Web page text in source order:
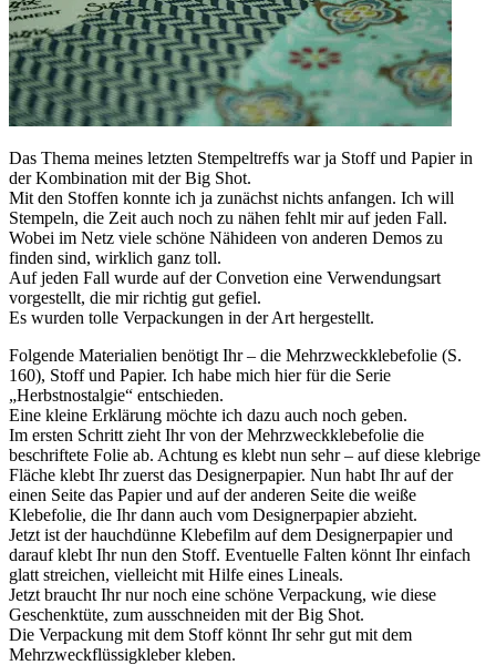
Das Thema meines letzten Stempeltreffs war ja Stoff und Papier in
der Kombination mit der Big Shot.
Mit den Stoffen konnte ich ja zunächst nichts anfangen. Ich will
Stempeln, die Zeit auch noch zu nähen fehlt mir auf jeden Fall.
Wobei im Netz viele schöne Nähideen von anderen Demos zu
finden sind, wirklich ganz toll.
Auf jeden Fall wurde auf der Convetion eine Verwendungsart
vorgestellt, die mir richtig gut gefiel.
Es wurden tolle Verpackungen in der Art hergestellt.
Folgende Materialien benötigt Ihr – die Mehrzweckklebefolie (S.
160), Stoff und Papier. Ich habe mich hier für die Serie
„Herbstnostalgie“ entschieden.
Eine kleine Erklärung möchte ich dazu auch noch geben.
Im ersten Schritt zieht Ihr von der Mehrzweckklebefolie die
beschriftete Folie ab. Achtung es klebt nun sehr – auf diese klebrige
Fläche klebt Ihr zuerst das Designerpapier. Nun habt Ihr auf der
einen Seite das Papier und auf der anderen Seite die weiße
Klebefolie, die Ihr dann auch vom Designerpapier abzieht.
Jetzt ist der hauchdünne Klebefilm auf dem Designerpapier und
darauf klebt Ihr nun den Stoff. Eventuelle Falten könnt Ihr einfach
glatt streichen, vielleicht mit Hilfe eines Lineals.
Jetzt braucht Ihr nur noch eine schöne Verpackung, wie diese
Geschenktüte, zum ausschneiden mit der Big Shot.
Die Verpackung mit dem Stoff könnt Ihr sehr gut mit dem
Mehrzweckflüssigkleber kleben.